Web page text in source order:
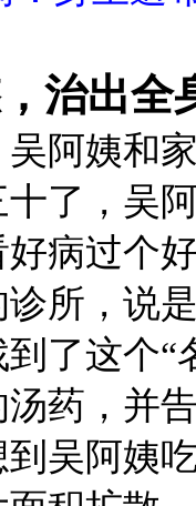
治出全
姨和家
了，吴
病过个
所，说
这个“
药，并
吴阿姨